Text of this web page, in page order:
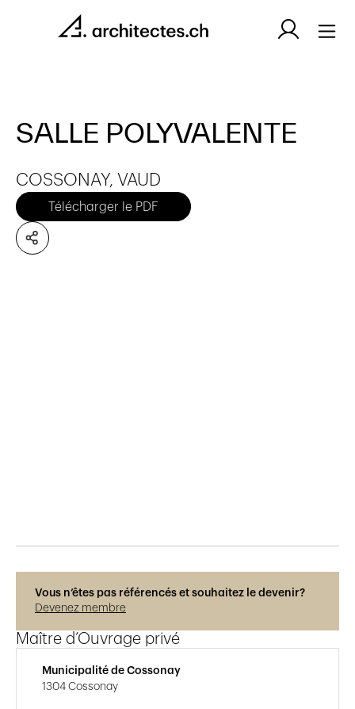
SALLE POLYVALENTE
COSSONAY, VAUD
Télécharger le PDF
Vous n’êtes pas référencés et souhaitez le devenir?
Devenez membre
Maître d’Ouvrage privé
Municipalité de Cossonay
1304 Cossonay